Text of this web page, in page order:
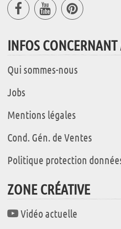
INFOS
Qui sommes-nous
Jobs
Mentions légales
Cond. Gén. de Ventes
Politique protection
ZONE CRÉATIVE
Vidéo actuelle